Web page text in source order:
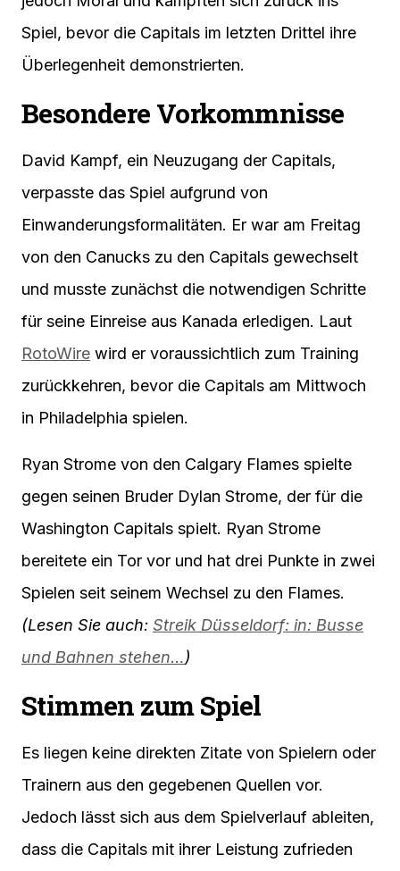
Spiel, bevor die Capitals im letzten Drittel ihre
Überlegenheit demonstrierten.
Besondere Vorkommnisse
David Kampf, ein Neuzugang der Capitals,
verpasste das Spiel aufgrund von
Einwanderungsformalitäten. Er war am Freitag
von den Canucks zu den Capitals gewechselt
und musste zunächst die notwendigen Schritte
für seine Einreise aus Kanada erledigen. Laut
RotoWire wird er voraussichtlich zum Training
zurückkehren, bevor die Capitals am Mittwoch
in Philadelphia spielen.
Ryan Strome von den Calgary Flames spielte
gegen seinen Bruder Dylan Strome, der für die
Washington Capitals spielt. Ryan Strome
bereitete ein Tor vor und hat drei Punkte in zwei
Spielen seit seinem Wechsel zu den Flames.
(Lesen Sie auch: Streik Düsseldorf: in: Busse
und Bahnen stehen…)
Stimmen zum Spiel
Es liegen keine direkten Zitate von Spielern oder
Trainern aus den gegebenen Quellen vor.
Jedoch lässt sich aus dem Spielverlauf ableiten,
dass die Capitals mit ihrer Leistung zufrieden